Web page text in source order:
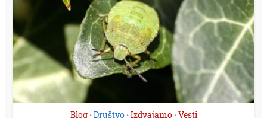
Blog • Društvo • Izdvajamo • Vesti